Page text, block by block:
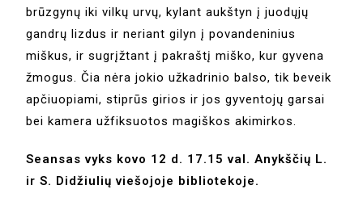
brūzgynų iki vilkų urvų, kylant aukštyn į juodųjų
gandrų lizdus ir neriant gilyn į povandeninius
miškus, ir sugrįžtant į pakraštį miško, kur gyvena
žmogus. Čia nėra jokio užkadrinio balso, tik beveik
apčiuopiami, stiprūs girios ir jos gyventojų garsai
bei kamera užfiksuotos magiškos akimirkos.
Seansas vyks kovo 12 d. 17.15 val. Anykščių L.
ir S. Didžiulių viešojoje bibliotekoje.